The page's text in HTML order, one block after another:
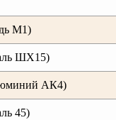
М1)
ШХ15)
АК4)
45)